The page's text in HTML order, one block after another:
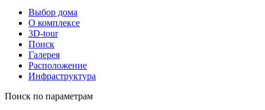
Выбор дома
О комплексе
3D-tour
Поиск
Галерея
Расположение
Инфраструктура
Поиск по параметрам